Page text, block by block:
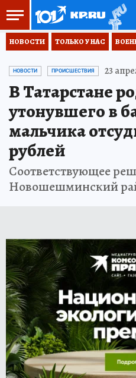
НОВОСТИ ТОЛЬКО У НАС
НОВОСТИ ПРОИСШЕСТВИЯ 23
В Татарстане
утонувшего в
мальчика
рублей
Соответствующее
Новошешминский